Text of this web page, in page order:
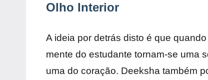
Olho Interior
A ideia por detrás disto é que
mente do estudante tornam-se uma
uma do coração. Deeksha também